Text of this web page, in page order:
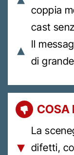
coppia
cast
Il
di
COSA
La
difetti,